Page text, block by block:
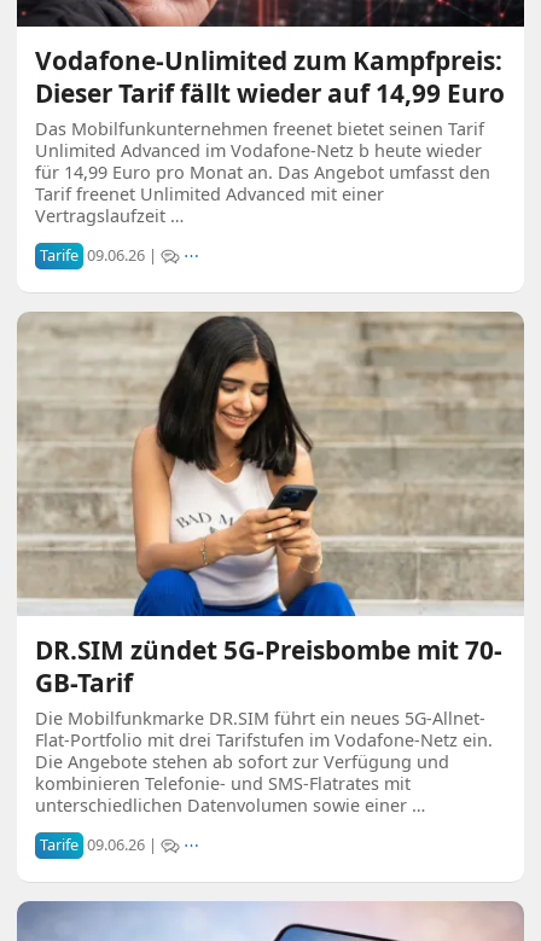
Vodafone-Unlimited zum Kampfpreis:
Dieser Tarif fällt wieder auf 14,99 Euro
Das Mobilfunkunternehmen freenet bietet seinen Tarif
Unlimited Advanced im Vodafone-Netz b heute wieder
für 14,99 Euro pro Monat an. Das Angebot umfasst den
Tarif freenet Unlimited Advanced mit einer
Vertragslaufzeit …
Tarife 09.06.26 | ⋯
DR.SIM zündet 5G-Preisbombe mit 70-
GB-Tarif
Die Mobilfunkmarke DR.SIM führt ein neues 5G-Allnet-
Flat-Portfolio mit drei Tarifstufen im Vodafone-Netz ein.
Die Angebote stehen ab sofort zur Verfügung und
kombinieren Telefonie- und SMS-Flatrates mit
unterschiedlichen Datenvolumen sowie einer …
Tarife 09.06.26 | ⋯